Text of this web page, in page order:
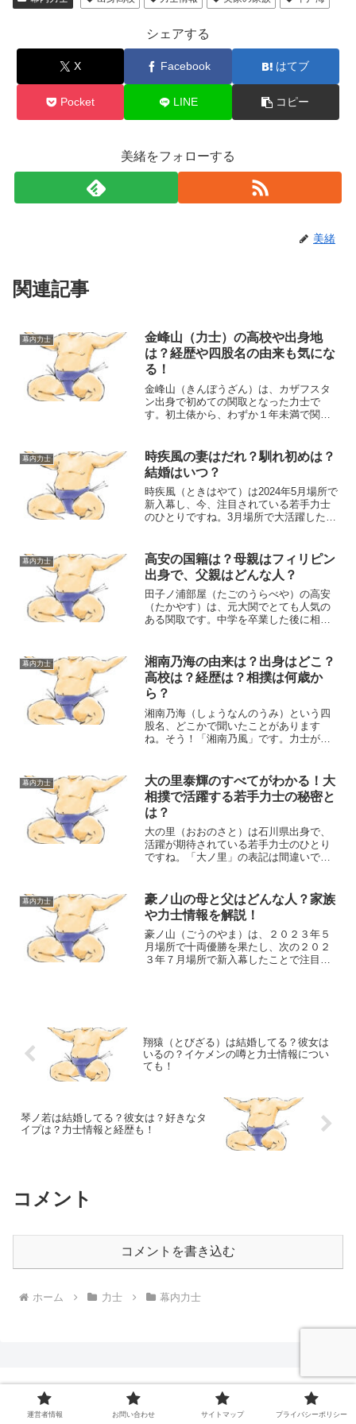
シェアする
X Facebook はてブ
Pocket LINE コピー
美緒をフォローする
美緒
関連記事
幕内力士
金峰山（力士）の高校や出身地
は？経歴や四股名の由来も気にな
る！
金峰山（きんぼうざん）は、カザフスタ
ン出身で初めての関取となった力士で
す。初土俵から、わずか１年未満で関取
んな金峰山（力士）の高校、出身地、経
歴、四股名の由来をまとめま...
幕内力士
時疾風の妻はだれ？馴れ初めは？
結婚はいつ？
時疾風（ときはやて）は2024年5月場所で
新入幕し、今、注目されている若手力士
のひとりですね。3月場所で大活躍した尊
風の目となって、土俵上が盛り上がると
いう現象が最近の...
幕内力士
高安の国籍は？母親はフィリピン
出身で、父親はどんな人？
田子ノ浦部屋（たごのうらべや）の高安
（たかやす）は、元大関でとても人気の
ある関取です。中学を卒業した後に相撲
約20年の相撲経験のある大ベテランの力
士なのです。高...
幕内力士
湘南乃海の由来は？出身はどこ？
高校は？経歴は？相撲は何歳か
ら？
湘南乃海（しょうなんのうみ）という四
股名、どこかで聞いたことがあります
ね。そう！「湘南乃風」です。力士が名
は、どうなのでしょうか。こちらの記事
では、湘南乃海の四股名の由来...
幕内力士
大の里泰輝のすべてがわかる！大
相撲で活躍する若手力士の秘密と
は？
大の里（おおのさと）は石川県出身で、
活躍が期待されている若手力士のひとり
ですね。「大ノ里」の表記は間違いで、
て、髪が伸びるのが追い付かない！とい
う珍しい状況が起きてます。...
幕内力士
豪ノ山の母と父はどんな人？家族
や力士情報を解説！
豪ノ山（ごうのやま）は、２０２３年５
月場所で十両優勝を果たし、次の２０２
３年７月場所で新入幕したことで注目を
翔猿（とびざる）は結婚してる？彼女は
いるの？イケメンの噂と力士情報につい
ても！
琴ノ若は結婚してる？彼女は？好きなタ
イプは？力士情報と経歴も！
コメント
コメントを書き込む
ホーム 力士 幕内力士
相撲かわら版
運営者情報 お問い合わせ サイトマップ プライバシーポリシー